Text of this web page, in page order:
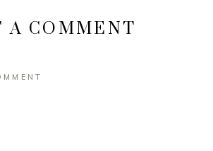
A COMMENT